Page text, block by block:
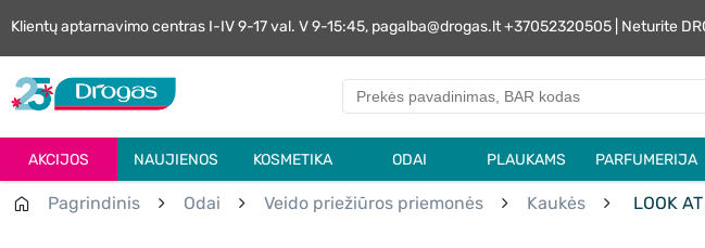
Klientų aptarnavimo centras I-IV 9-17 val. V 9-15:45, pagalba@drogas.lt +37052320505 | Neturite
AKCIJOS NAUJIENOS KOSMETIKA ODAI PLAUKAMS PARFUMERIJA
Pagrindinis Odai Veido priežiūros priemonės Kaukės LOOK